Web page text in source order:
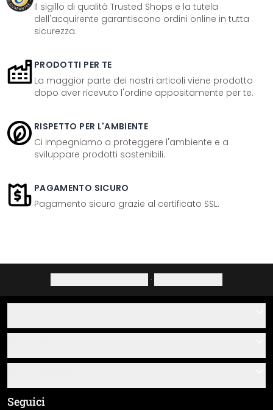
Il sigillo di qualità Trusted Shops e la tutela
dell'acquirente garantiscono ordini online in tutta
sicurezza.
PRODOTTI PER TE
La maggior parte dei nostri articoli viene prodotto
dopo aver ricevuto l'ordine appositamente per te.
RISPETTO PER L'AMBIENTE
Ci impegniamo a proteggere l'ambiente e a
sviluppare prodotti sostenibili.
PAGAMENTO SICURO
Pagamento sicuro grazie al certificato SSL.
·
Chi siamo
Istruzioni di posa e montaggio
Termini e condizioni generali
Seguici